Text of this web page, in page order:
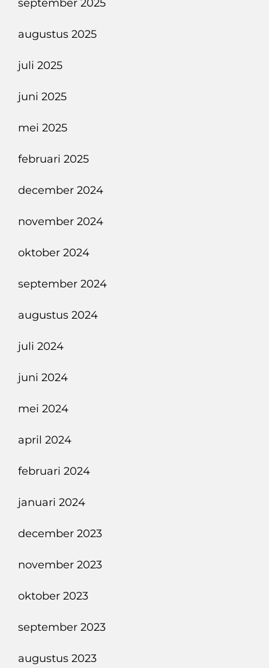
september 2025
augustus 2025
juli 2025
juni 2025
mei 2025
februari 2025
december 2024
november 2024
oktober 2024
september 2024
augustus 2024
juli 2024
juni 2024
mei 2024
april 2024
februari 2024
januari 2024
december 2023
november 2023
oktober 2023
september 2023
augustus 2023